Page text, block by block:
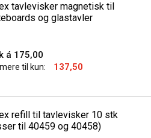
tavlevisker magnetisk til
og glastavler
á 175,00
til kun: 137,50
refill til tavlevisker 10 stk
til 40459 og 40458)